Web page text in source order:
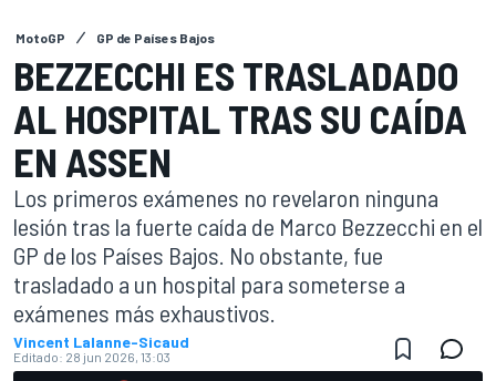
MotoGP GP de Países Bajos
BEZZECCHI ES TRASLADADO
AL HOSPITAL TRAS SU CAÍDA
EN ASSEN
Los primeros exámenes no revelaron ninguna
lesión tras la fuerte caída de Marco Bezzecchi en el
GP de los Países Bajos. No obstante, fue
trasladado a un hospital para someterse a
exámenes más exhaustivos.
Vincent Lalanne-Sicaud
Editado: 28 jun 2026, 13:03